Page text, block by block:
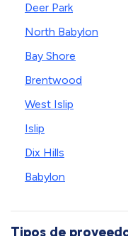
Deer Park
North Babylon
Bay Shore
Brentwood
West Islip
Islip
Dix Hills
Babylon
Tipos de